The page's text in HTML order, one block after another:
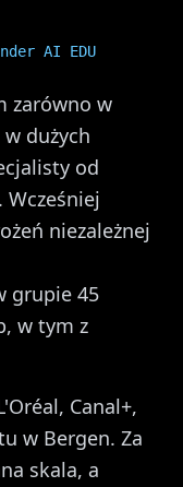
AI EDU
zarówno w
dużych
od
niezależnej
grupie 45
w tym z
Canal+,
w Bergen. Za
skala, a